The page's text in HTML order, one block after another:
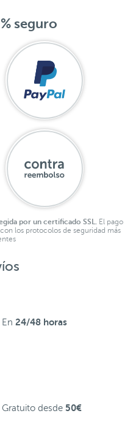
seguro
por un certificado SSL. El pago
los protocolos de seguridad más
En 24/48 horas
Gratuito desde 50€